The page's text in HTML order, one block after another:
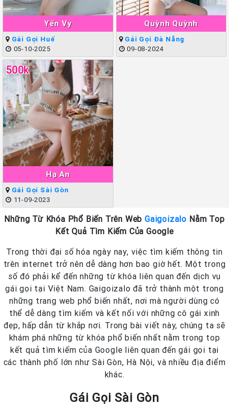
Yến Vy
Gái Gọi Huế
05-10-2025
Quỳnh Quỳnh
Gái Gọi Đà Nẵng
09-08-2024
Hạ An
500k
Gái Gọi Sài Gòn
11-09-2023
Những Từ Khóa Phổ Biến Trên WebGaigoizalo Nằm Top
Kết Quả Tìm Kiếm Của Google
Trong thời đại số hóa ngày nay, việc tìm kiếm thông tin
trên internet trở nên dễ dàng hơn bao giờ hết. Một trong
số đó phải kể đến những từ khóa liên quan đến dịch vụ
gái gọi tại Việt Nam. Gaigoizalo đã trở thành một trong
những trang web phổ biến nhất, nơi mà người dùng có
thể dễ dàng tìm kiếm và kết nối với những cô gái xinh
đẹp, hấp dẫn từ khắp nơi. Trong bài viết này, chúng ta sẽ
khám phá những từ khóa phổ biến nhất nằm trong top
kết quả tìm kiếm của Google liên quan đến gái gọi tại
các thành phố lớn như Sài Gòn, Hà Nội, và nhiều địa điểm
khác.
Gái Gọi Sài Gòn